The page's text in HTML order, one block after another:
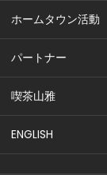
ホームタウン活動
パートナー
喫茶山雅
ENGLISH